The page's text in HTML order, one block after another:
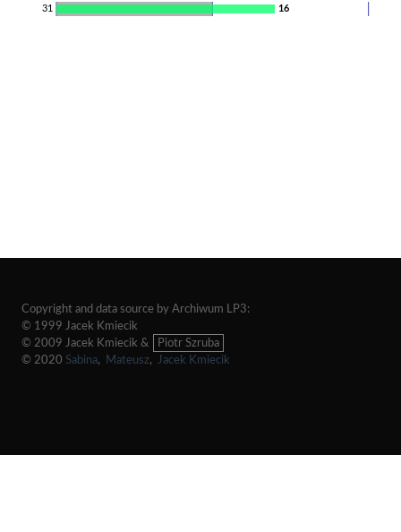
16
31
Copyright and data source by Archiwum LP3:
© 1999 Jacek Kmiecik
© 2009 Jacek Kmiecik &
Piotr Szruba
© 2020 Sabina, Mateusz, Jacek Kmiecik